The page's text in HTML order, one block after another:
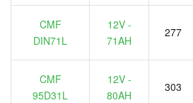
CMF
DIN71L
12V -
71AH
277
CMF
95D31L
12V -
80AH
303